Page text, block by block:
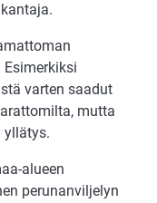
varten saadut
mutta
yllätys.
alueen
perunanviljelyn